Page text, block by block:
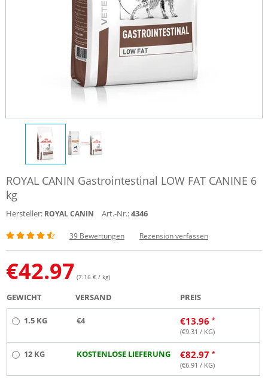
ROYAL CANIN Gastrointestinal LOW FAT CANINE 6
kg
Hersteller: ROYAL CANIN Art.-Nr.:4346
39 Bewertungen Rezension verfassen
€42.97 (7.16 € / kg)
GEWICHT VERSAND PREIS
1.5 KG €4 €13.96
(€9.31 / KG)
12 KG KOSTENLOSE LIEFERUNG €82.97
(€6.91 / KG)